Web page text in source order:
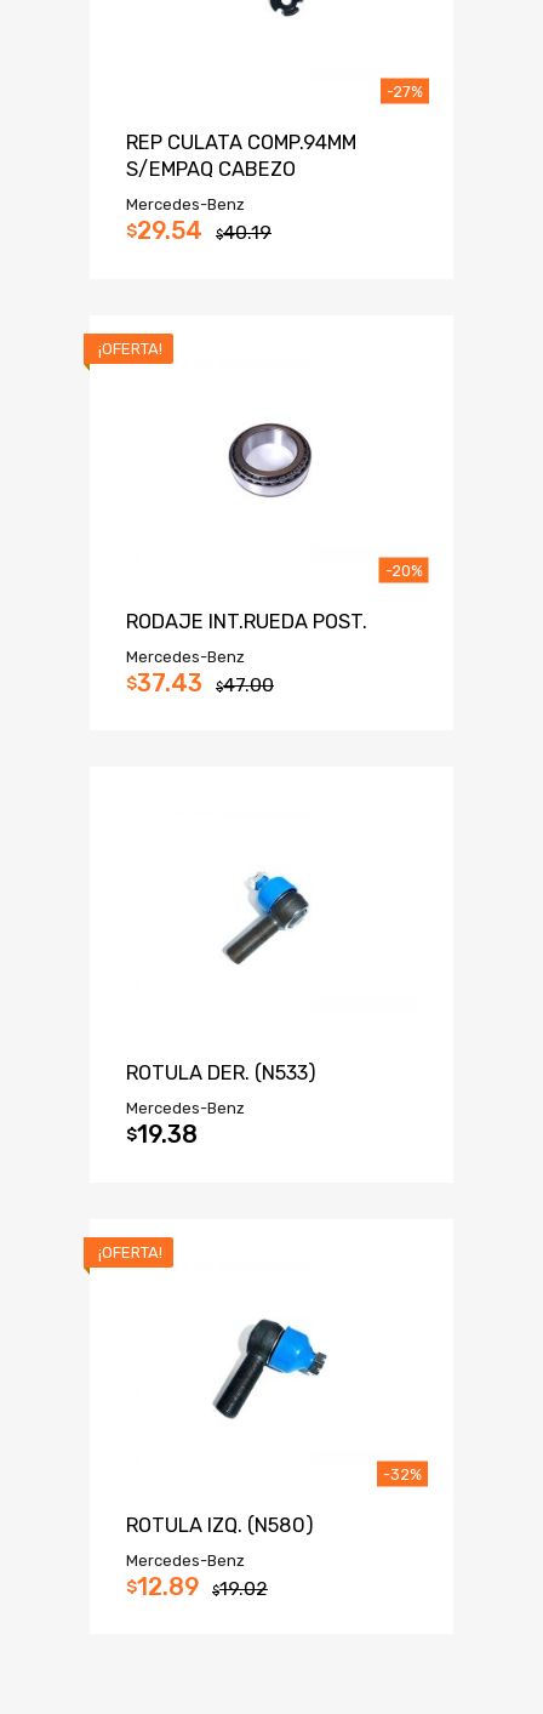
REP CULATA COMP.94MM
S/EMPAQ CABEZO
Mercedes-Benz
$40.19
$29.54
-27%
¡OFERTA!
RODAJE INT.RUEDA POST.
Mercedes-Benz
$47.00
$37.43
-20%
ROTULA DER. (N533)
Mercedes-Benz
$19.38
¡OFERTA!
ROTULA IZQ. (N580)
Mercedes-Benz
$19.02
$12.89
-32%